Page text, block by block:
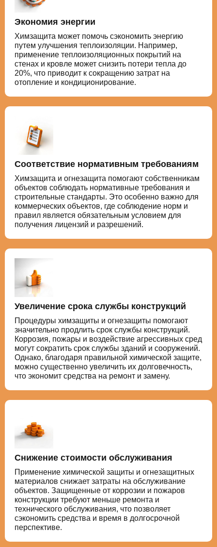
Экономия энергии
Химзащита может помочь сэкономить энергию
путем улучшения теплоизоляции. Например,
применение теплоизоляционных покрытий на
стенах и кровле может снизить потери тепла до
20%, что приводит к сокращению затрат на
отопление и кондиционирование.
Соответствие нормативным требованиям
Химзащита и огнезащита помогают собственникам
объектов соблюдать нормативные требования и
строительные стандарты. Это особенно важно для
коммерческих объектов, где соблюдение норм и
правил является обязательным условием для
получения лицензий и разрешений.
Увеличение срока службы конструкций
Процедуры химзащиты и огнезащиты помогают
значительно продлить срок службы конструкций.
Коррозия, пожары и воздействие агрессивных сред
могут сократить срок службы зданий и сооружений.
Однако, благодаря правильной химической защите,
можно существенно увеличить их долговечность,
что экономит средства на ремонт и замену.
Снижение стоимости обслуживания
Применение химической защиты и огнезащитных
материалов снижает затраты на обслуживание
объектов. Защищенные от коррозии и пожаров
конструкции требуют меньше ремонта и
технического обслуживания, что позволяет
сэкономить средства и время в долгосрочной
перспективе.